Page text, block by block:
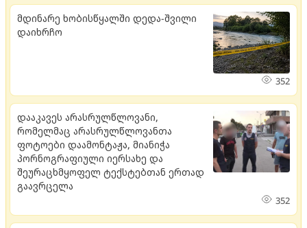
მდი­ნა­რე ხო­ბის­წყალ­ში დედა-შვი­ლი
და­იხ­რჩო
352
დააკავეს არასრულწლოვანი,
რომელმაც არასრულწლოვანთა
ფოტოები დაამონტაჟა, მიანიჭა
პორნოგრაფიული იერსახე და
შეურაცხმყოფელ ტექსტებთან ერთად
გაავრცელა
352